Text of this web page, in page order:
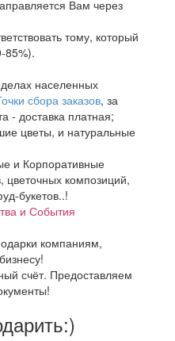
Вам через
тому, который
85%).
населенных
сбора заказов, за
- доставка платная;
цветы, и натуральные
и Корпоративные
цветочных композиций,
букетов..!
и События
компаниям,
счёт. Предоставляем